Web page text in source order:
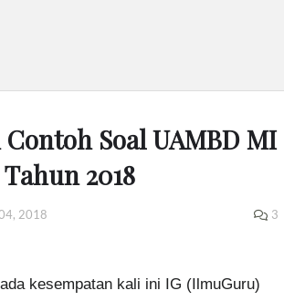
Soal UAMBD MI
2018
2018 3
kesempatan kali ini IG (IlmuGuru)